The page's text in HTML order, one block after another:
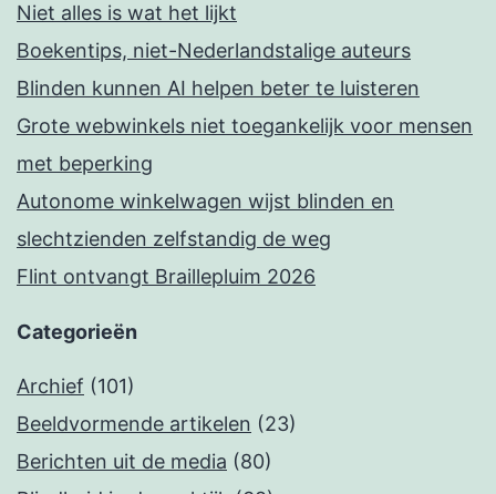
Niet alles is wat het lijkt
Boekentips, niet-Nederlandstalige auteurs
Blinden kunnen AI helpen beter te luisteren
Grote webwinkels niet toegankelijk voor mensen
met beperking
Autonome winkelwagen wijst blinden en
slechtzienden zelfstandig de weg
Flint ontvangt Braillepluim 2026
Categorieën
Archief (101)
Beeldvormende artikelen (23)
Berichten uit de media (80)